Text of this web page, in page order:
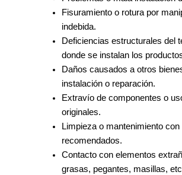
Fisuramiento o rotura por
indebida.
Deficiencias estructurales del
donde se instalan los
Daños causados a otros
instalación o reparación.
Extravío de componentes o
originales.
Limpieza o mantenimiento
recomendados.
Contacto con elementos
grasas, pegantes, masillas,